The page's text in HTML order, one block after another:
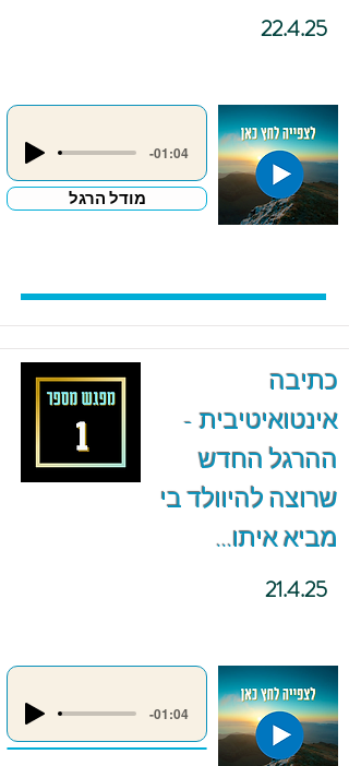
22.4.25
-01:04
מודל הרגל
כתיבה
אינטואיטיבית -
ההרגל החדש
שרוצה להיוולד בי
מביא איתו...
21.4.25
-01:04